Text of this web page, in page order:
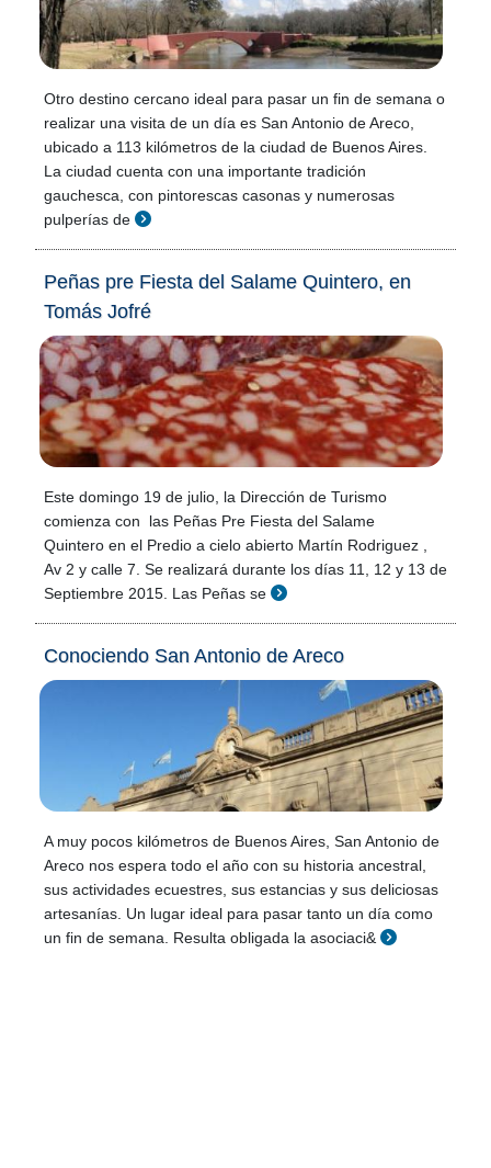
Otro destino cercano ideal para pasar un fin de semana o
realizar una visita de un día es San Antonio de Areco,
ubicado a 113 kilómetros de la ciudad de Buenos Aires.
La ciudad cuenta con una importante tradición
gauchesca, con pintorescas casonas y numerosas
pulperías de
Peñas pre Fiesta del Salame Quintero, en
Tomás Jofré
Este domingo 19 de julio, la Dirección de Turismo
comienza con las Peñas Pre Fiesta del Salame
Quintero en el Predio a cielo abierto Martín Rodriguez ,
Av 2 y calle 7. Se realizará durante los días 11, 12 y 13 de
Septiembre 2015. Las Peñas se
Conociendo San Antonio de Areco
A muy pocos kilómetros de Buenos Aires, San Antonio de
Areco nos espera todo el año con su historia ancestral,
sus actividades ecuestres, sus estancias y sus deliciosas
artesanías. Un lugar ideal para pasar tanto un día como
un fin de semana. Resulta obligada la asociaci&